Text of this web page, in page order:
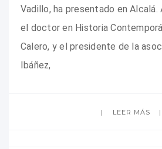
Vadillo, ha presentado en Alcalá.
el doctor en Historia
Calero, y el presidente de la
Ibáñez,
LEER MÁS